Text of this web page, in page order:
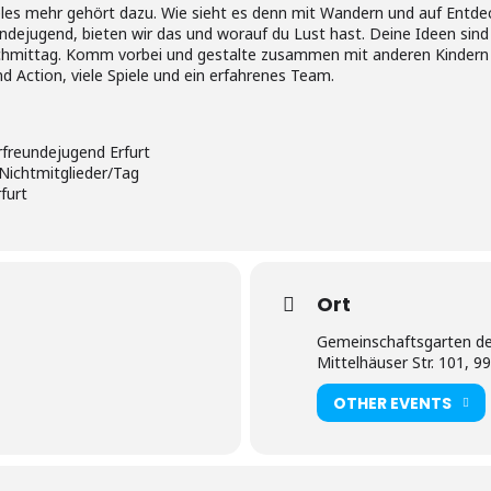
mehr gehört dazu. Wie sieht es denn mit Wandern und auf
bieten wir das und worauf du Lust hast. Deine Ideen
Komm vorbei und gestalte zusammen mit anderen
Action, viele Spiele und ein erfahrenes Team.
Erfurt
Tag
Ort
Gemeinschaftsgarten
Mittelhäuser Str. 101,
OTHER EVENTS